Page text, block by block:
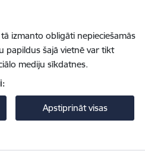
izmanto obligāti nepieciešamās
papildus šajā vietnē var tikt
mediju sīkdatnes.
Apstiprināt visas